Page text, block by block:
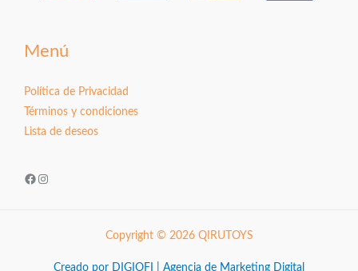
Menú
Política de Privacidad
Términos y condiciones
Lista de deseos
Facebook
Instagram
Copyright © 2026 QIRUTOYS
Creado por DIGIOFI | Agencia de Marketing Digital